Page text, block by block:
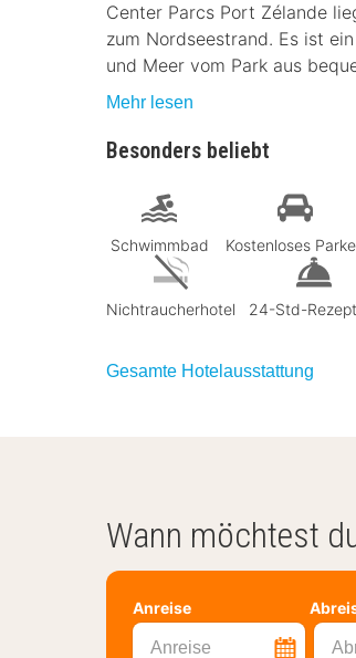
Center Parcs Port Zélande
zum Nordseestrand. Es ist
und Meer vom Park aus
Mehr lesen
Besonders beliebt
Schwimmbad Kostenloses
Nichtraucherhotel 24-Std-
Gesamte Hotelausstattung
Wann möchtest
Anreise
Anreise